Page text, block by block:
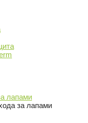
лапами
за лапами